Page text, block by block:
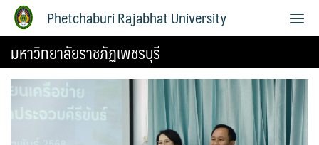
Phetchaburi Rajabhat University
มหาวิทยาลัยราชภัฏเพชรบุรี